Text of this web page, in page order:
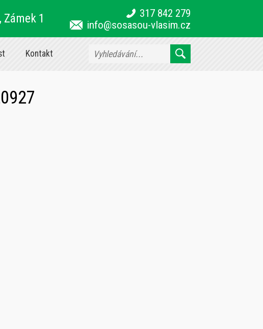
1
317 842 279
info@sosasou-vlasim.cz
Kontakt